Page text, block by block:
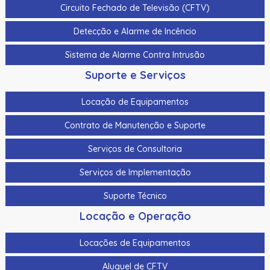
Cabeçote de Impressão 10 Cartões de Limpeza 10
Almofadas de Limpeza 3 Cartões de Limpeza com Álcool
Kit de limpeza Fargo Dtc5500Lmx
Kit de limpeza Fargo Hdp6600
Kit de limpeza padrão Evolis
Kit De Limpeza Para A Zebra Zc100, Zc300 E Zc350
Kit De Limpeza Para A Zebra Zxp Serie 3 105999-302
Kit Sleeve de Limpeza Datacard
Laminado Alternativo Transparente de 0,6 Mil Evolis -
Recorte para Chip Smart/Cobertura Completa – 100
Laminado Datacard Duragard Optiexpress™ -
Laminado Datacard Duragard Optigram - “Utopia”
Circuito Fechado de Televisão (CFTV)
Detecção e Alarme de Incêncio
Sistema de Alarme Contra Intrusão
Suporte e Serviços
Locação de Equipamentos
Contrato de Manutenção e Suporte
Serviços de Consultoria
Serviços de Implementação
Suporte Técnico
Locação e Operação
Locações de Equipamentos
Aluguel de CFTV